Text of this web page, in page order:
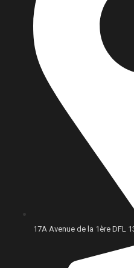
17A Avenue de la 1ère DFL